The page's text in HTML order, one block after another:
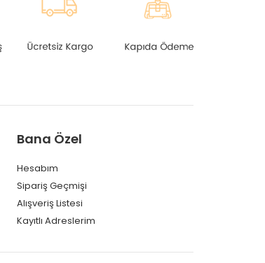
Bana Özel
Hesabım
Sipariş Geçmişi
Alışveriş Listesi
Kayıtlı Adreslerim